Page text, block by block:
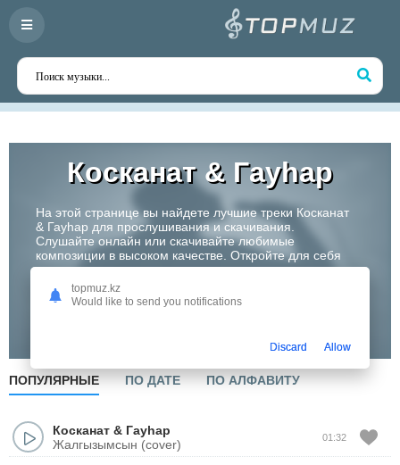
Косканат & Гауһар
На этой странице вы найдете лучшие треки Косканат
& Гауһар для прослушивания и скачивания.
Слушайте онлайн или скачивайте любимые
композиции в высоком качестве. Откройте для себя
творчество одного из самых перспективных артистов
Казахстана!
ПОПУЛЯРНЫЕ ПО ДАТЕ ПО АЛФАВИТУ
Косканат & Гауһар
Жалгызымсын (cover)
01:32
topmuz.kz
Would like to send you notifications
Discard Allow